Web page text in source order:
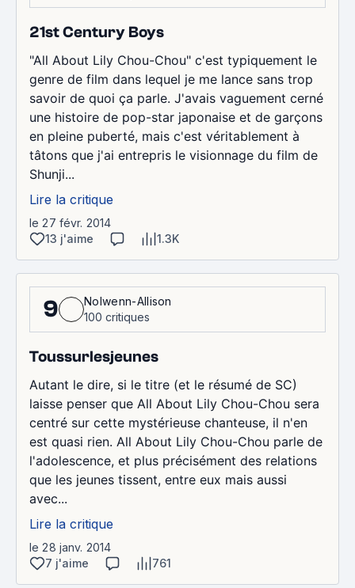
21st Century Boys
"All About Lily Chou-Chou" c'est typiquement le
genre de film dans lequel je me lance sans trop
savoir de quoi ça parle. J'avais vaguement cerné
une histoire de pop-star japonaise et de garçons
en pleine puberté, mais c'est véritablement à
tâtons que j'ai entrepris le visionnage du film de
Shunji...
Lire la critique
le 27 févr. 2014
13 j'aime
1.3K
9
Nolwenn-Allison
100 critiques
Toussurlesjeunes
Autant le dire, si le titre (et le résumé de SC)
laisse penser que All About Lily Chou-Chou sera
centré sur cette mystérieuse chanteuse, il n'en
est quasi rien. All About Lily Chou-Chou parle de
l'adolescence, et plus précisément des relations
que les jeunes tissent, entre eux mais aussi
avec...
Lire la critique
le 28 janv. 2014
7 j'aime
761